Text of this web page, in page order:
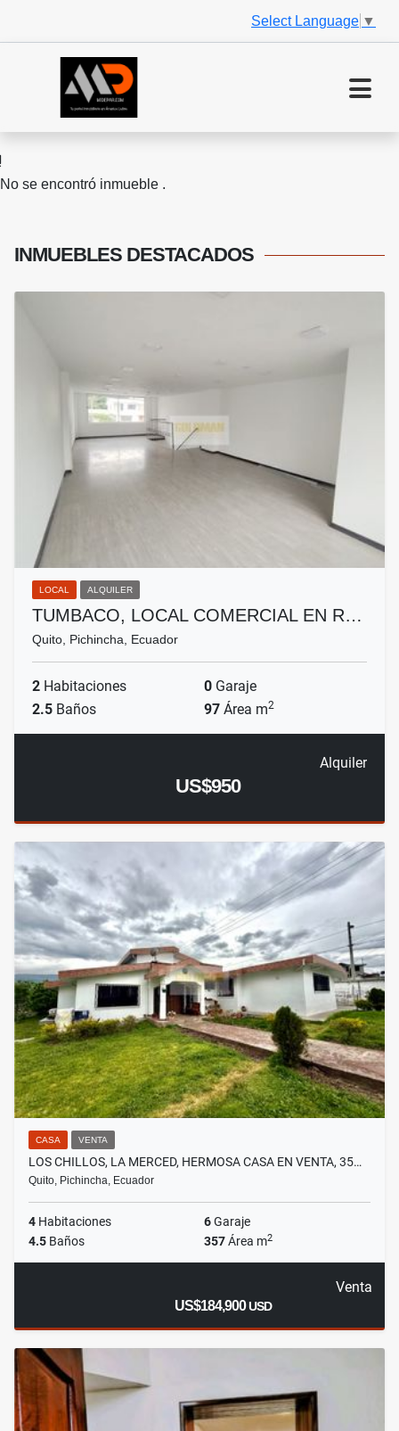
Select Language ▼
No se encontró inmueble .
INMUEBLES DESTACADOS
LOCAL ALQUILER
TUMBACO, LOCAL COMERCIAL EN R…
Quito, Pichincha, Ecuador
2 Habitaciones 0 Garaje
2.5 Baños 97 Área m2
Alquiler
US$950
CASA VENTA
LOS CHILLOS, LA MERCED, HERMOSA CASA EN VENTA, 35…
Quito, Pichincha, Ecuador
4 Habitaciones 6Garaje
4.5 Baños 357Área m2
Venta
US$184,900USD